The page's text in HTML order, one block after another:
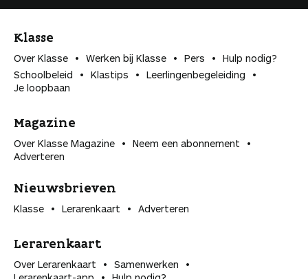
Klasse
Over Klasse Werken bij Klasse Pers
Hulp nodig?
Schoolbeleid
Klastips
Leerlingen­begeleiding
Je loopbaan
Magazine
Over Klasse Magazine
Neem een abonnement
Adverteren
Nieuwsbrieven
Klasse Lerarenkaart Adverteren
Lerarenkaart
Over Lerarenkaart
Samenwerken